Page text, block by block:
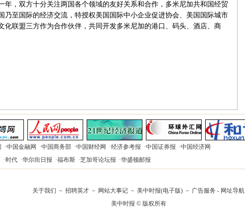
，双方十分关注两国各个领域的友好关系和合作，多米尼加共和国经贸
乃至国际的经济交流，特授权美国国际中小企业促进协会、美国国际城市
化联盟三方作为合作伙伴，共同开发多米尼加的港口、码头、酒店、商
·中国金融网 ·中国商务部 ·中国财经网 ·经济参考报 ·中国证券报 ·中国经济网
·时代 ·华尔街日报 ·福布斯 ·芝加哥论坛报 ·华盛顿邮报
关于我们 － 招聘英才 － 网站大事记 － 美中时报(电子版) － 广告服务 - 网址导航
美中时报 © 版权所有